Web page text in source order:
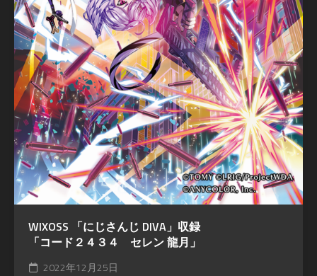
WIXOSS 「にじさんじ DIVA」収録
「コード２４３４ セレン 龍月」
2022年12月25日